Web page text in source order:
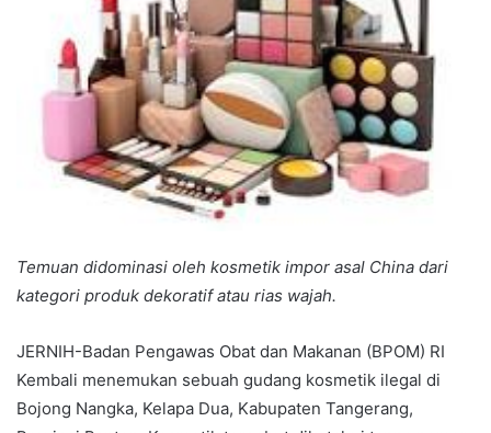
Temuan didominasi oleh kosmetik impor asal China dari
kategori produk dekoratif atau rias wajah.
JERNIH-Badan Pengawas Obat dan Makanan (BPOM) RI
Kembali menemukan sebuah gudang kosmetik ilegal di
Bojong Nangka, Kelapa Dua, Kabupaten Tangerang,